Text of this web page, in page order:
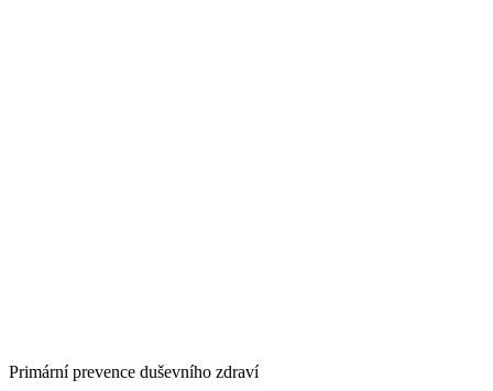
Primární prevence duševního zdraví